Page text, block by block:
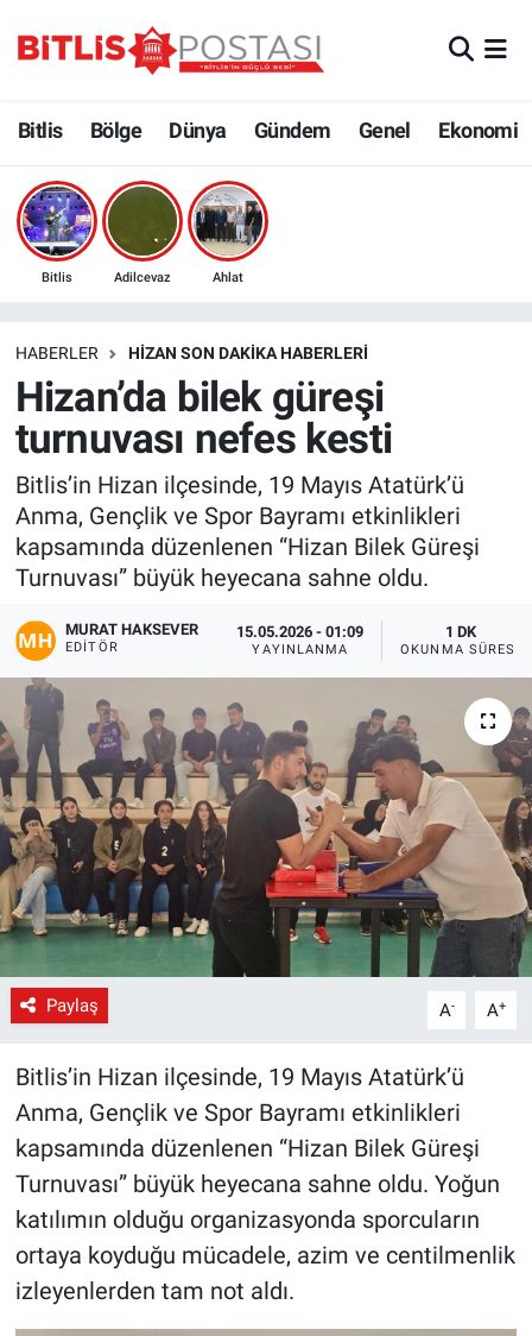
Bitlis Bölge Dünya Gündem Genel Ekonomi
Bitlis Adilcevaz Ahlat
HABERLER HIZAN SON DAKIKA HABERLERI
Hizan’da bilek güreşi
turnuvası nefes kesti
Bitlis’in Hizan ilçesinde, 19 Mayıs Atatürk’ü
Anma, Gençlik ve Spor Bayramı etkinlikleri
kapsamında düzenlenen “Hizan Bilek Güreşi
Turnuvası” büyük heyecana sahne oldu.
MURAT HAKSEVER
EDITÖR
15.05.2026 - 01:09
YAYINLANMA
1 DK
OKUNMA SÜRESI
Paylaş A- A+
Bitlis’in Hizan ilçesinde, 19 Mayıs Atatürk’ü
Anma, Gençlik ve Spor Bayramı etkinlikleri
kapsamında düzenlenen “Hizan Bilek Güreşi
Turnuvası” büyük heyecana sahne oldu. Yoğun
katılımın olduğu organizasyonda sporcuların
ortaya koyduğu mücadele, azim ve centilmenlik
izleyenlerden tam not aldı.
Bölge
Çevre
Eğitim
Ekonomi
Genel
Gündem
Kültür-Sanat
Magazin
Politika
Resmi İlanlar
Sağlık
Siyaset
Spor
Bitlis Trafik Yoğunluk Haritası
Süper Lig Puan Durumu ve Fikstür
Son Dakika Haberleri
Haber Arşivi